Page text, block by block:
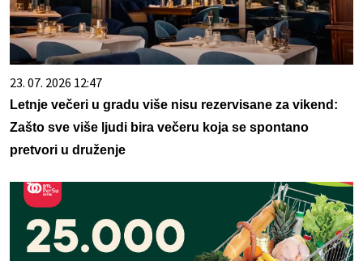
23. 07. 2026 12:47
Letnje večeri u gradu više nisu rezervisane za vikend:
Zašto sve više ljudi bira večeru koja se spontano
pretvori u druženje